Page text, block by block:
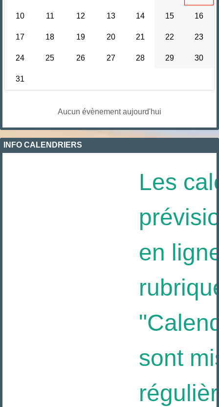
10 11 12 13 14 15 16
17 18 19 20 21 22 23
24 25 26 27 28 29 30
31
Aucun évènement aujourd'hui
INFO CALENDRIERS
Les
en
sont